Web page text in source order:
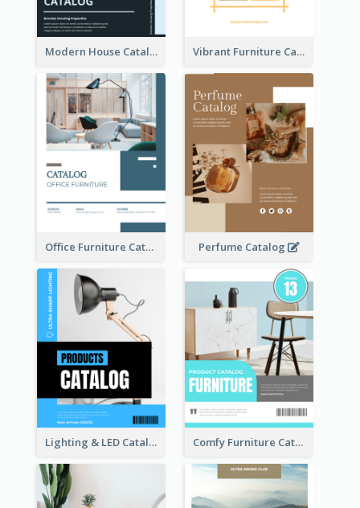
Modern House Catalog Vibrant Furniture Catalog
Office Furniture Catalog Perfume Catalog
Lighting & LED Catalog Comfy Furniture Cataog